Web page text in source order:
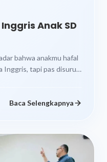
Anak SD
bahwa anakmu hafal
Inggris, tapi pas disuruh
Baca Selengkapnya